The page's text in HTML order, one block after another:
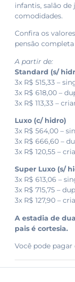
infantis, salão de
comodidades.
Confira os
pensão
A partir de:
Standard (s/
3x R$ 515,33 –
3x R$ 618,00 –
3x R$ 113,33 –
Luxo (c/ hidro)
3x R$ 564,00 –
3x R$ 666,60 –
3x R$ 120,55 –
Super Luxo (s/
3x R$ 613,06 –
3x R$ 715,75 –
3x R$ 127,90 –
A estadia de
pais é cortesia.
Você pode